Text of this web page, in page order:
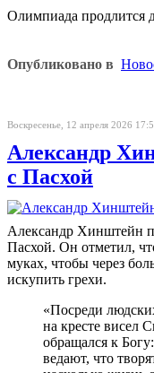
Олимпиада продлится
Опубликовано в
Воскресенье, 12 апреля 2026
Александр
с Пасхой
Александр Хинштейн
Пасхой. Он отметил,
муках, чтобы через
искупить грехи.
«Посреди
на кресте висел
обращался к
ведают, что